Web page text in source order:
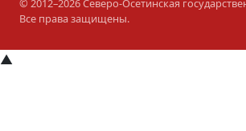
© 2012–2026 Северо-Осетинская
Все права защищены.
▲